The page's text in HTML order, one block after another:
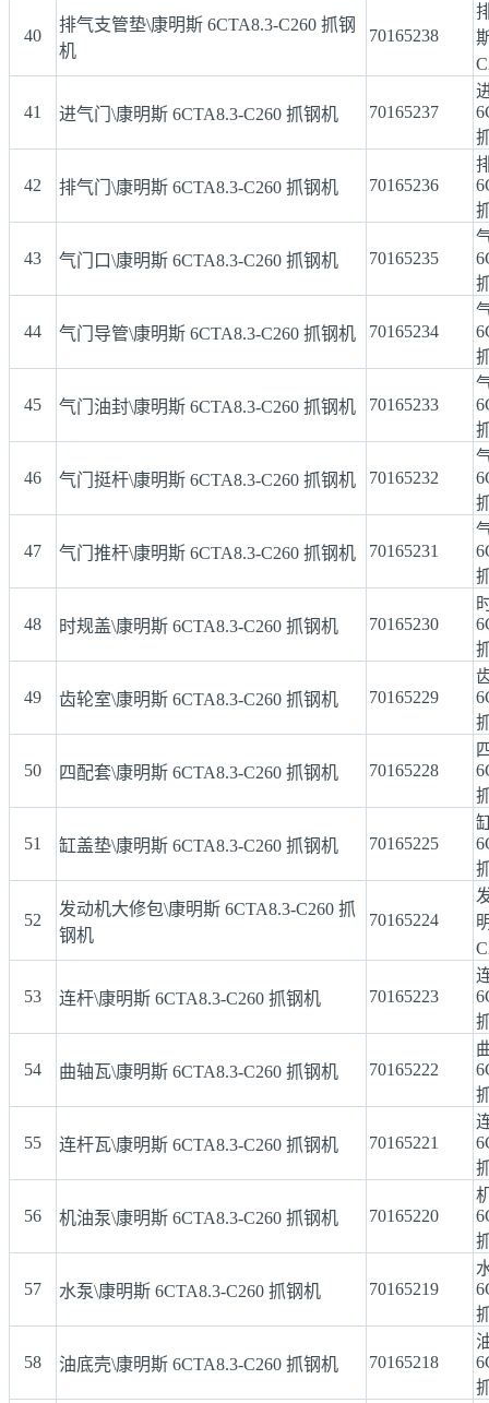
40
排气支管垫\康明斯 6CTA8.3-C260 抓钢
机
70165238
41 进气门\康明斯 6CTA8.3-C260 抓钢机 70165237
42 排气门\康明斯 6CTA8.3-C260 抓钢机 70165236
43 气门口\康明斯 6CTA8.3-C260 抓钢机 70165235
44 气门导管\康明斯 6CTA8.3-C260 抓钢机 70165234
45 气门油封\康明斯 6CTA8.3-C260 抓钢机 70165233
46 气门挺杆\康明斯 6CTA8.3-C260 抓钢机 70165232
47 气门推杆\康明斯 6CTA8.3-C260 抓钢机 70165231
48 时规盖\康明斯 6CTA8.3-C260 抓钢机 70165230
49 齿轮室\康明斯 6CTA8.3-C260 抓钢机 70165229
50 四配套\康明斯 6CTA8.3-C260 抓钢机 70165228
51 缸盖垫\康明斯 6CTA8.3-C260 抓钢机 70165225
52
发动机大修包\康明斯 6CTA8.3-C260 抓
钢机
70165224
53 连杆\康明斯 6CTA8.3-C260 抓钢机 70165223
54 曲轴瓦\康明斯 6CTA8.3-C260 抓钢机 70165222
55 连杆瓦\康明斯 6CTA8.3-C260 抓钢机 70165221
56 机油泵\康明斯 6CTA8.3-C260 抓钢机 70165220
57 水泵\康明斯 6CTA8.3-C260 抓钢机 70165219
58 油底壳\康明斯 6CTA8.3-C260 抓钢机 70165218